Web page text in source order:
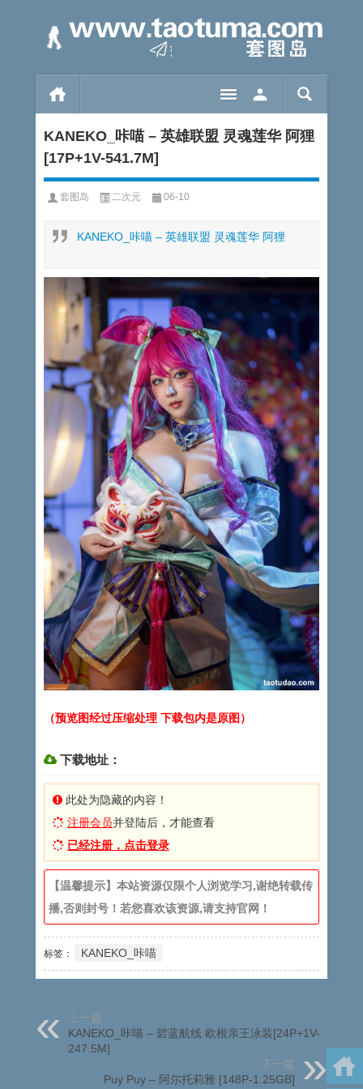
KANEKO_咔喵 – 英雄联盟 灵魂莲华 阿狸
[17P+1V-541.7M]
套图岛 二次元 06-10
KANEKO_咔喵 – 英雄联盟 灵魂莲华 阿狸
（预览图经过压缩处理 下载包内是原图）
下载地址：
此处为隐藏的内容！
注册会员并登陆后，才能查看
已经注册，点击登录
【温馨提示】本站资源仅限个人浏览学习,谢绝转载传
播,否则封号！若您喜欢该资源,请支持官网！
标签： KANEKO_咔喵
上一篇
KANEKO_咔喵 – 碧蓝航线 欧根亲王泳装[24P+1V-
247.5M]
下一篇
Puy Puy – 阿尔托莉雅 [148P-1.25GB]